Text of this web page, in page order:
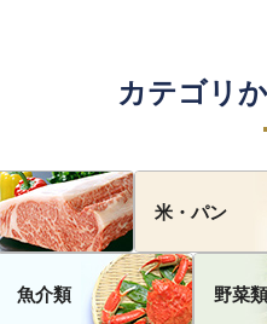
カテゴリ
米・パン
魚介類 野菜